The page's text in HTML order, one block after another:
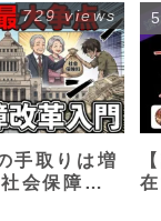
手取りは増
会保障改
729 views